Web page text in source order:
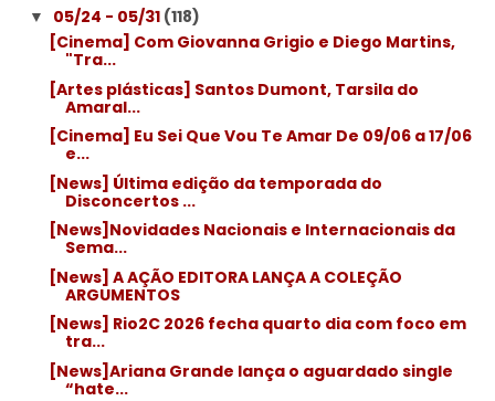
▼ 05/24 - 05/31 (118)
[Cinema] Com Giovanna Grigio e Diego Martins,
"Tra...
[Artes plásticas] Santos Dumont, Tarsila do
Amaral...
[Cinema] Eu Sei Que Vou Te Amar De 09/06 a 17/06
e...
[News] Última edição da temporada do
Disconcertos ...
[News]Novidades Nacionais e Internacionais da
Sema...
[News] A AÇÃO EDITORA LANÇA A COLEÇÃO
ARGUMENTOS
[News] Rio2C 2026 fecha quarto dia com foco em
tra...
[News]Ariana Grande lança o aguardado single
“hate...